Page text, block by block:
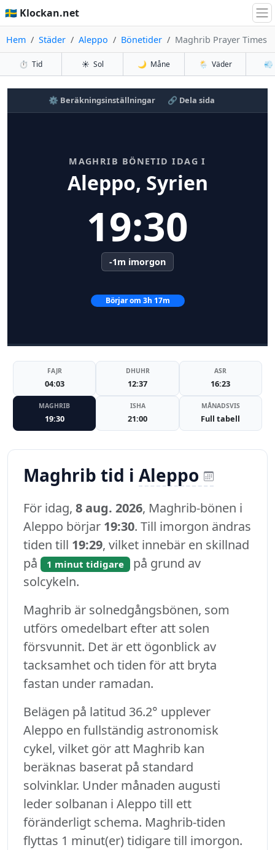
🇸🇪 Klockan.net
Hem Städer Aleppo Bönetider Maghrib Prayer Times
⏱️ Tid ☀️ Sol 🌙 Måne 🌦️ Väder 💨
⚙️ Beräkningsinställningar 🔗 Dela sida
MAGHRIB BÖNETID IDAG I
Aleppo, Syrien
19:30
-1m imorgon
Börjar om 3h 17m
FAJR
04:03
DHUHR
12:37
ASR
16:23
MAGHRIB
19:30
ISHA
21:00
MÅNADSVIS
Full tabell
Maghrib tid i Aleppo
För idag, 8 aug. 2026, Maghrib-bönen i
Aleppo börjar 19:30. Till imorgon ändras
tiden till 19:29, vilket innebär en skillnad
på
1 minut tidigare på grund av
solcykeln.
Maghrib är solnedgångsbönen, som
utförs omedelbart efter att solen
försvunnit. Det är ett ögonblick av
tacksamhet och tiden för att bryta
fastan under ramadan.
Belägen på latitud 36.2° upplever
Aleppo en fullständig astronomisk
cykel, vilket gör att Maghrib kan
beräknas baserat på standard
solvinklar. Under månaden augusti
leder solbanan i Aleppo till ett
föränderligt schema. Maghrib-tiden
flyttas 1 minut(er) tidigare till imorgon.